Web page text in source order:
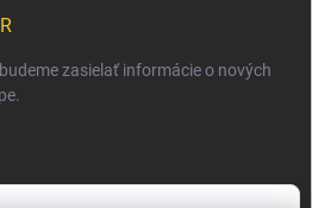
zasielať informácie o nových